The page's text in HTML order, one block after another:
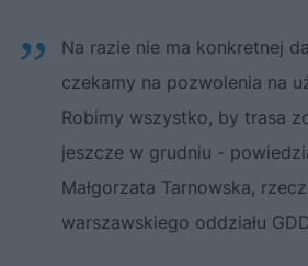
Na razie nie ma konkretnej
czekamy na pozwolenia na
Robimy wszystko, by trasa
jeszcze w grudniu -
Małgorzata Tarnowska,
warszawskiego oddziału